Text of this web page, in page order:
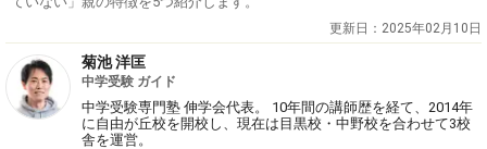
更新日： 2025年02月10日
菊池 洋匡
中学受験 ガイド
中学受験専門塾 伸学会代表。 10年間の講師歴を経て、2014年
に自由が丘校を開校し、現在は目黒校・中野校を合わせて3校
舎を運営。